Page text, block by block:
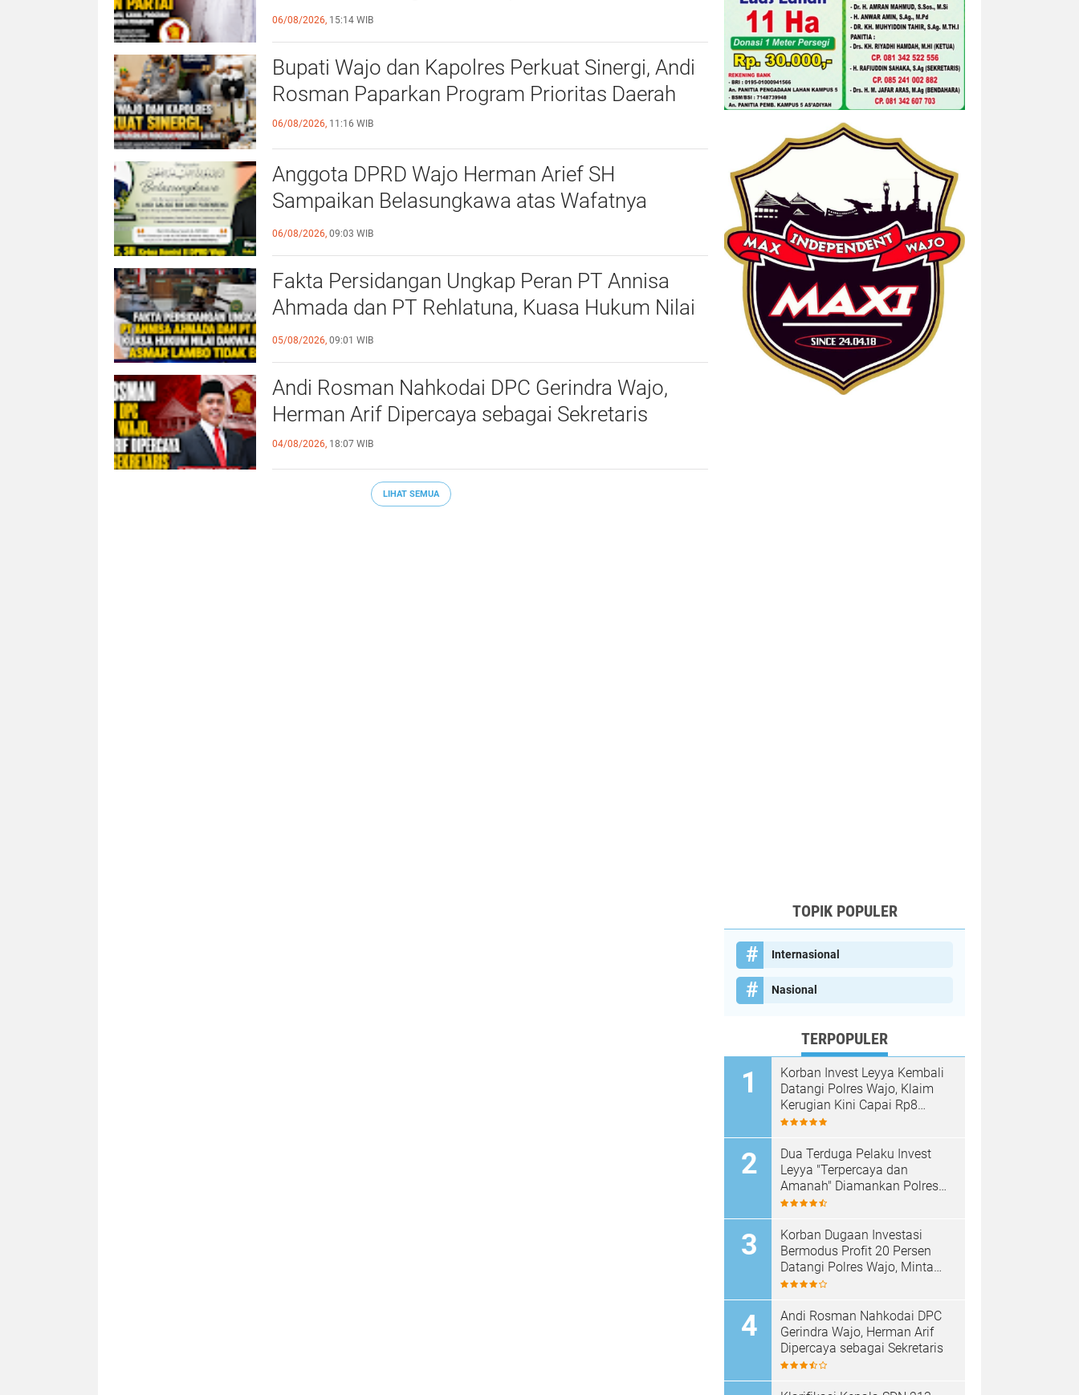
Partai
06/08/2026, 15:14 WIB
Bupati Wajo dan Kapolres Perkuat Sinergi, Andi
Rosman Paparkan Program Prioritas Daerah
06/08/2026, 11:16 WIB
Anggota DPRD Wajo Herman Arief SH
Sampaikan Belasungkawa atas Wafatnya
Ayahanda Kepala Desa Salobulo
06/08/2026, 09:03 WIB
Fakta Persidangan Ungkap Peran PT Annisa
Ahmada dan PT Rehlatuna, Kuasa Hukum Nilai
Dakwaan terhadap Asmar Lambo Tidak
Berdasar
05/08/2026, 09:01 WIB
Andi Rosman Nahkodai DPC Gerindra Wajo,
Herman Arif Dipercaya sebagai Sekretaris
04/08/2026, 18:07 WIB
LIHAT SEMUA
TOPIK POPULER
Internasional
Nasional
TERPOPULER
Korban Invest Leyya Kembali
Datangi Polres Wajo, Klaim
Kerugian Kini Capai Rp8
Miliar, Minta Penyidikan
Dua Terduga Pelaku Invest
Leyya "Terpercaya dan
Amanah" Diamankan Polres
Wajo, Kerugian Korban
Korban Dugaan Investasi
Bermodus Profit 20 Persen
Datangi Polres Wajo, Minta
Kejelasan Penanganan Kasus
Andi Rosman Nahkodai DPC
Gerindra Wajo, Herman Arif
Dipercaya sebagai Sekretaris